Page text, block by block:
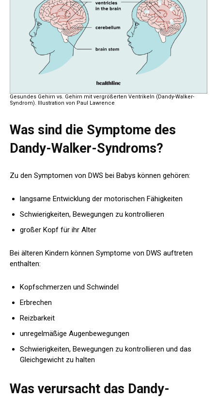
Gesundes Gehirn vs. Gehirn mit vergrößerten Ventrikeln (Dandy-Walker-
Syndrom). Illustration von Paul Lawrence
Was sind die Symptome des
Dandy-Walker-Syndroms?
Zu den Symptomen von DWS bei Babys können gehören:
langsame Entwicklung der motorischen Fähigkeiten
Schwierigkeiten, Bewegungen zu kontrollieren
großer Kopf für ihr Alter
Bei älteren Kindern können Symptome von DWS auftreten
enthalten:
Kopfschmerzen und Schwindel
Erbrechen
Reizbarkeit
unregelmäßige Augenbewegungen
Schwierigkeiten, Bewegungen zu kontrollieren und das
Gleichgewicht zu halten
Was verursacht das Dandy-